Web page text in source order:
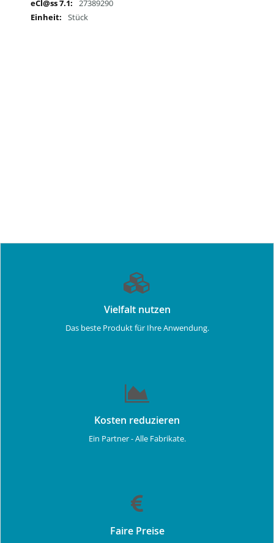
27389290
Stück
Vielfalt nutzen
Das beste Produkt für Ihre Anwendung.
Kosten reduzieren
Ein Partner - Alle Fabrikate.
Faire Preise